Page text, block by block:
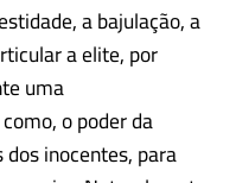
a bajulação, a
a elite, por
uma
o poder da
inocentes, para